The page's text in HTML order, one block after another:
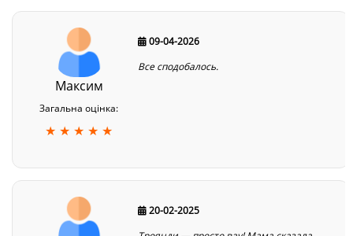
Максим
Загальна оцінка:
★ ★ ★ ★ ★
09-04-2026
Все сподобалось.
20-02-2025